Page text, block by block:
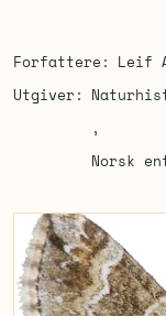
Forfattere Leif
Utgiver
Norsk